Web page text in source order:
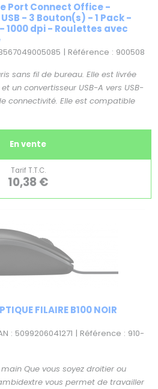
Port Connect Office -
- 3 Bouton(s) - 1 Pack -
1000 dpi - Roulettes avec
| Référence : 900508
sans fil de bureau. Elle est livrée
un convertisseur USB-A vers USB-
connectivité. Elle est compatible
En vente
Tarif T.T.C.
10,38 €
FILAIRE B100 NOIR
: 5099206041271 | Référence : 910-
Que vous soyez droitier ou
vous permet de travailler